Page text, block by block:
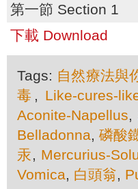
第一節 Section 1
下載 Download
Tags: 自然療法與
毒 , Like-cures-
Aconite-Napellus,
Belladonna, 磷酸
汞, Mercurius-
Vomica, 白頭翁,